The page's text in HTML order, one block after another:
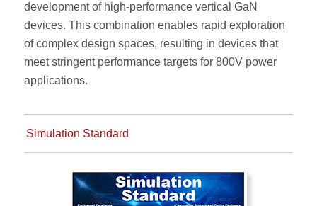
development of high-performance vertical GaN
devices. This combination enables rapid exploration
of complex design spaces, resulting in devices that
meet stringent performance targets for 800V power
applications.
Simulation Standard